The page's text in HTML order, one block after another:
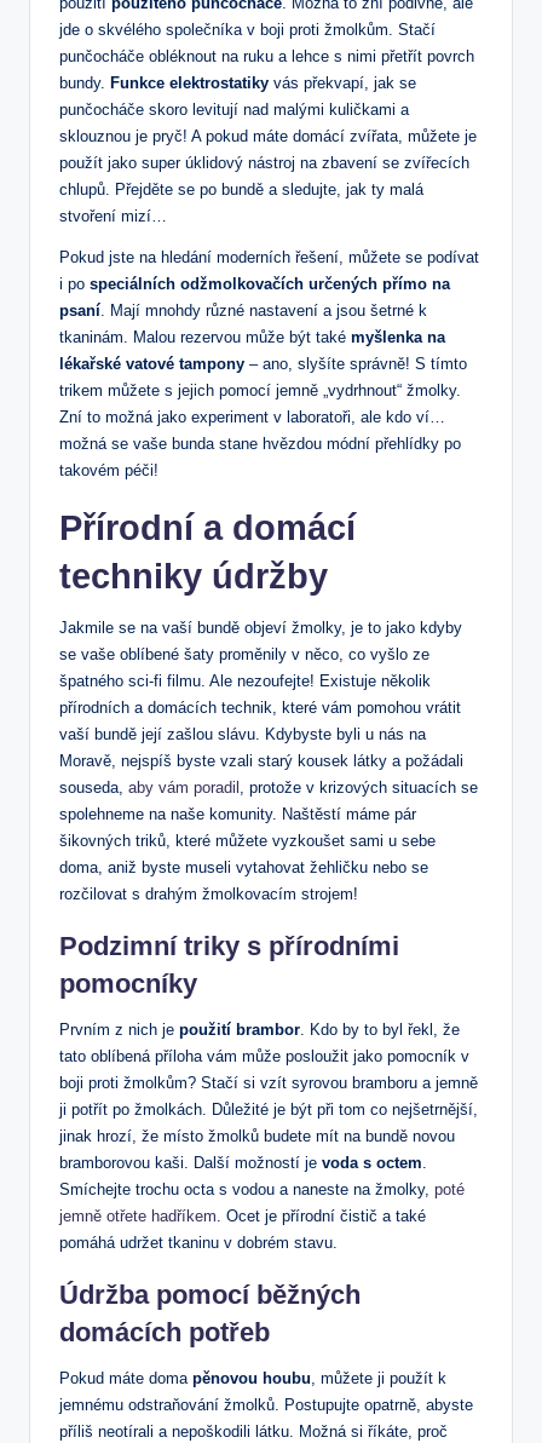
jde ​o skvélého společníka v boji ⁤proti žmolkům. Stačí
‌punčocháče obléknout na ruku⁤ a lehce s‌ nimi‍ přetřít ⁣povrch
bundy. Funkce elektrostatiky vás překvapí,​ jak se
punčocháče skoro‌ levitují nad malými kuličkami a
sklouznou je pryč! A ‌pokud⁤ máte domácí zvířata,​ můžete je
použít jako super úklidový⁢ nástroj na ⁢zbavení se zvířecích
chlupů. Přejděte se po bundě a‍ sledujte, ⁣jak ty⁣ malá
stvoření‍ mizí…
Pokud jste ‍na hledání moderních řešení, můžete⁣ se podívat
i po speciálních odžmolkovačích určených přímo na
psaní. Mají mnohdy různé nastavení a jsou šetrné k
tkaninám. Malou rezervou může ‌být také myšlenka na
lékařské vatové tampony ‌– ​ano, ​slyšíte ‌správně! S tímto
trikem můžete s jejich pomocí jemně „vydrhnout“ žmolky.
Zní to⁢ možná jako experiment v laboratoři, ⁣ale kdo ví…
možná se vaše bunda⁢ stane⁣ hvězdou módní přehlídky ‍po
takovém​ péči!
Přírodní⁢ a domácí
techniky údržby
Jakmile se na vaší bundě objeví žmolky, je to jako​ kdyby
‍se vaše⁤ oblíbené šaty proměnily v něco, co vyšlo ze
špatného⁢ sci-fi filmu. Ale nezoufejte! Existuje⁣ několik
přírodních a domácích technik, které vám pomohou vrátit
vaší bundě ‌její zašlou ‌slávu.⁣ Kdybyste byli u nás na
Moravě, ⁤nejspíš⁣ byste vzali⁢ starý kousek látky a požádali
souseda, aby vám poradil , protože v krizových‌ situacích se
spolehneme na ‌naše komunity. Naštěstí ‍máme ⁣pár‌
šikovných triků, které můžete vyzkoušet sami u sebe
doma, aniž byste museli vytahovat‌ žehličku nebo se
rozčilovat s ​drahým žmolkovacím strojem!
Podzimní triky s přírodními
pomocníky
Prvním​ z nich je použití brambor. Kdo⁤ by to byl‌ řekl, že
tato oblíbená příloha vám může⁣ posloužit jako pomocník v
boji proti žmolkům? Stačí si vzít syrovou ⁢bramboru a jemně
ji potřít po ⁢žmolkách. Důležité je být⁢ při tom co nejšetrnější,
⁣jinak hrozí, že místo žmolků budete ⁣mít na bundě novou
bramborovou kaši. Další ⁢možností je voda s octem.
Smíchejte trochu octa​ s vodou a ⁢naneste na žmolky, poté
jemně otřete ⁣hadříkem. Ocet je přírodní čistič a také
pomáhá udržet tkaninu v dobrém ⁢stavu.
Údržba pomocí běžných
domácích ‌potřeb
Pokud máte doma pěnovou houbu,⁣ můžete ji ​použít k
jemnému odstraňování žmolků. Postupujte opatrně, abyste
příliš​ neotírali a ​nepoškodili ⁣látku. Možná si říkáte, proč‌